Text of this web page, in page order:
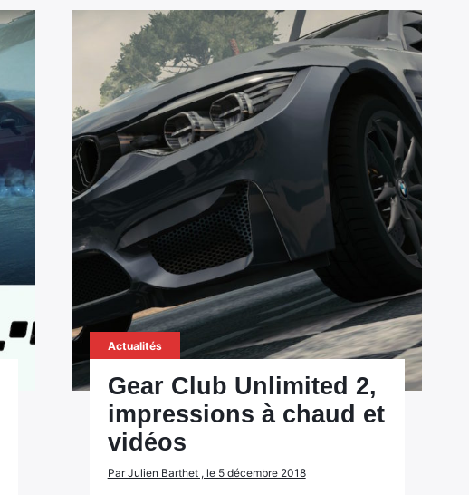
Actualités
Gear Club Unlimited 2,
impressions à chaud et
vidéos
Par Julien Barthet , le 5 décembre 2018